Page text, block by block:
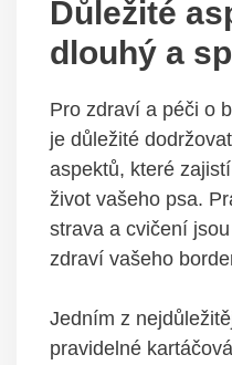
Důležité
dlouhý a
Pro zdraví a péči o
je důležité
aspektů, které
život vašeho psa.
strava a cvičení
zdraví vašeho
Jedním z
pravidelné